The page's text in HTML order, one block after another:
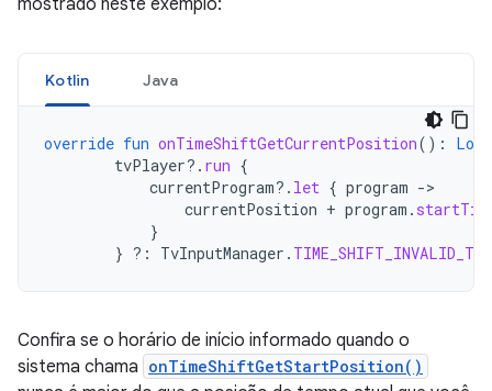
mostrado neste exemplo:
Kotlin Java
override fun onTimeShiftGetCurrentPosition():
Long
tvPlayer?. run {
currentProgram?. let { program -
currentPosition + program .
}
} ?: TvInputManager .
Confira se o horário de início informado quando o
sistema chama onTimeShiftGetStartPosition()